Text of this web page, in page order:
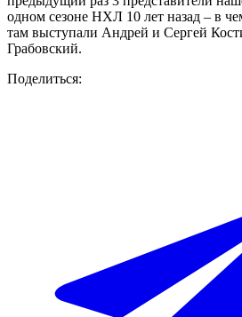
одном сезоне НХЛ 10 лет назад – в
там выступали Андрей и Сергей
Грабовский.
Поделиться: